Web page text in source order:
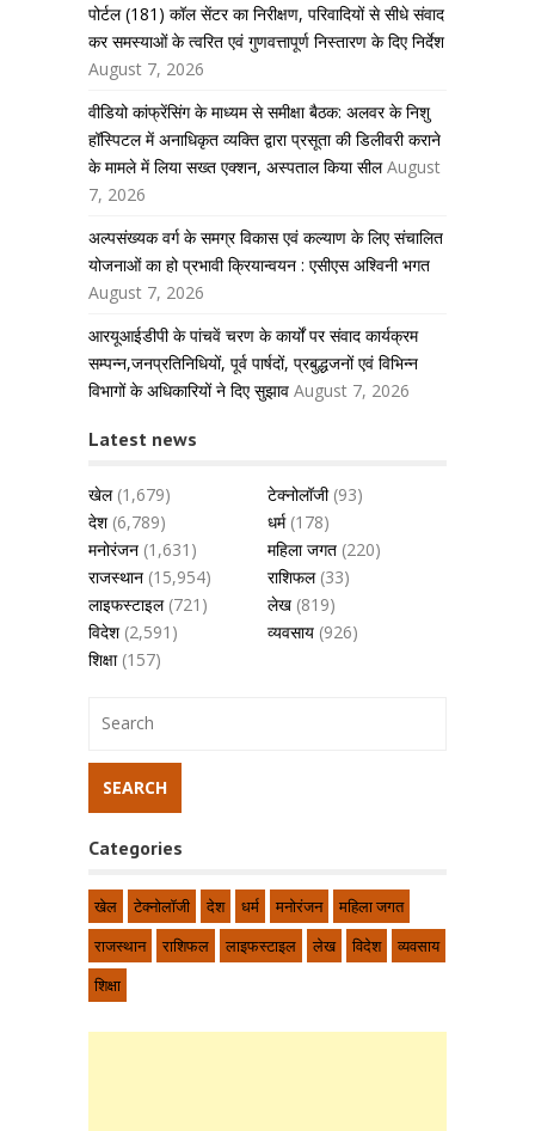
पोर्टल (181) कॉल सेंटर का निरीक्षण, परिवादियों से सीधे संवाद
कर समस्याओं के त्वरित एवं गुणवत्तापूर्ण निस्तारण के दिए निर्देश
August 7, 2026
वीडियो कांफ्रेंसिंग के माध्यम से समीक्षा बैठक: अलवर के निशु
हॉस्पिटल में अनाधिकृत व्यक्ति द्वारा प्रसूता की डिलीवरी कराने
के मामले में लिया सख्त एक्शन, अस्पताल किया सील August
7, 2026
अल्पसंख्यक वर्ग के समग्र विकास एवं कल्याण के लिए संचालित
योजनाओं का हो प्रभावी क्रियान्वयन : एसीएस अश्विनी भगत
August 7, 2026
आरयूआईडीपी के पांचवें चरण के कार्यों पर संवाद कार्यक्रम
सम्पन्न,जनप्रतिनिधियों, पूर्व पार्षदों, प्रबुद्धजनों एवं विभिन्न
विभागों के अधिकारियों ने दिए सुझाव August 7, 2026
Latest news
खेल(1,679) टेक्नोलॉजी(93)
देश(6,789) धर्म(178)
मनोरंजन (1,631) महिला जगत (220)
राजस्थान (15,954) राशिफल(33)
लाइफस्टाइल(721) लेख (819)
विदेश(2,591) व्यवसाय (926)
शिक्षा(157)
Categories
खेल टेक्नोलॉजी देश धर्म मनोरंजन
महिला जगत
राजस्थान
राशिफल लाइफस्टाइल लेख विदेश
व्यवसाय
शिक्षा